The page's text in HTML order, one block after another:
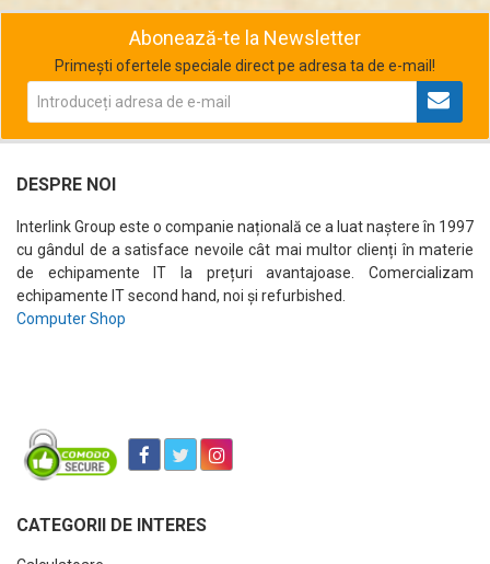
Abonează-te la Newsletter
Primești ofertele speciale direct pe adresa ta de e-mail!
DESPRE NOI
Interlink Group este o companie națională ce a luat naștere în 1997
cu gândul de a satisface nevoile cât mai multor clienți în materie
de echipamente IT la prețuri avantajoase. Comercializam
echipamente IT second hand, noi și refurbished.
Computer Shop
CATEGORII DE INTERES